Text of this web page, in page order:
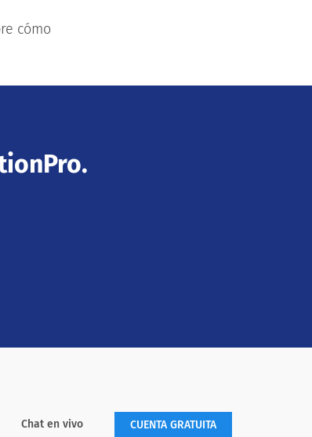
cómo
Chat en vivo CUENTA GRATUITA